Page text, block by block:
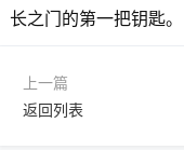
长之门的第一把钥匙。
上一篇
返回列表